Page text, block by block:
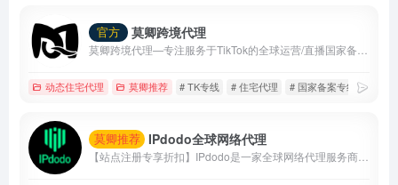
官方 莫卿跨境代理
动态住宅代理 莫卿推荐 # TK专线 # 住宅代理 # 国家备案专线
莫卿推荐 IPdodo全球网络代理